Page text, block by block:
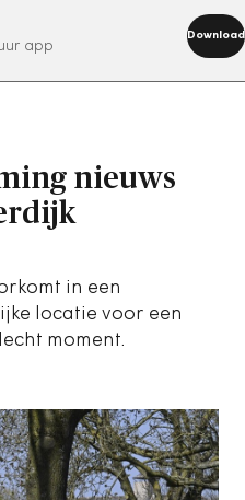
app
Download
nieuws
in een
locatie voor een
moment.